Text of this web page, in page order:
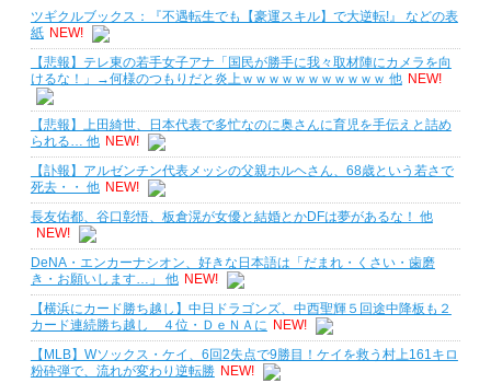
ツギクルブックス：『不遇転生でも【豪運スキル】で大逆転!』 などの表
紙 NEW!
【悲報】テレ東の若手女子アナ「国民が勝手に我々取材陣にカメラを向
けるな！」→何様のつもりだと炎上ｗｗｗｗｗｗｗｗｗｗｗ 他 NEW!
【悲報】上田綺世、日本代表で多忙なのに奥さんに育児を手伝えと詰め
られる… 他 NEW!
【訃報】アルゼンチン代表メッシの父親ホルヘさん、68歳という若さで
死去・・ 他 NEW!
長友佑都、谷口彰悟、板倉滉が女優と結婚とかDFは夢があるな！ 他
NEW!
DeNA・エンカーナシオン、好きな日本語は「だまれ・くさい・歯磨
き・お願いします…」 他 NEW!
【横浜にカード勝ち越し】中日ドラゴンズ、中西聖輝５回途中降板も２
カード連続勝ち越し ４位・ＤｅＮＡに NEW!
【MLB】Wソックス・ケイ、6回2失点で9勝目！ケイを救う村上161キロ
粉砕弾で、流れが変わり逆転勝 NEW!